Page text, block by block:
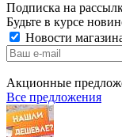
Подписка на
Будьте в курсе
Новости
Акционные
Все предложения